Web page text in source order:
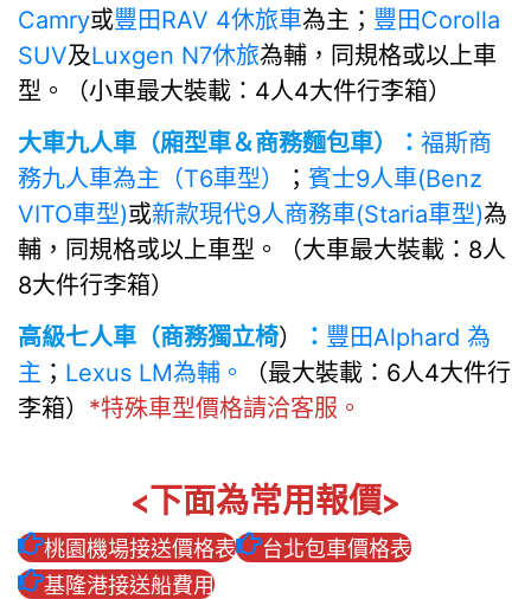
Camry或豐田RAV 4休旅車為主； 豐田Corolla
SUV及Luxgen N7休旅為輔，同規格或以上車
型。（小車最大裝載：4人4大件行李箱）
大車九人車（廂型車＆商務麵包車）： 福斯商
務九人車為主（T6車型）
； 賓士9人車(Benz
VITO車型)或新款現代9人商務車(Staria車型)為
輔，同規格或以上車型。（大車最大裝載：8人
8大件行李箱）
高級七人車（商務獨立椅） ： 豐田Alphard 為
主 ； Lexus LM為輔。
（最大裝載：6人4大件行
李箱） *特殊車型價格請洽客服。
<下面為常用報價>
桃園機場接送價格表
台北包車價格表
基隆港接送船費用